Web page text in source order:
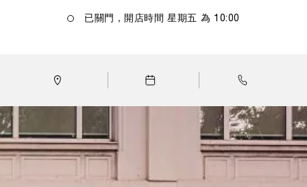
已關門，開店時間 星期五 為 10:00